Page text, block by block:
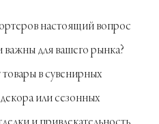
настоящий вопрос
важны для вашего рынка?
в сувенирных
или сезонных